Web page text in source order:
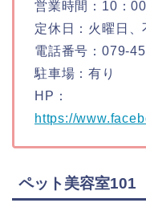
営業時間：10：
定休日：火曜日、
電話番号：079-
駐車場：有り
HP：
https://
ペット美容室101